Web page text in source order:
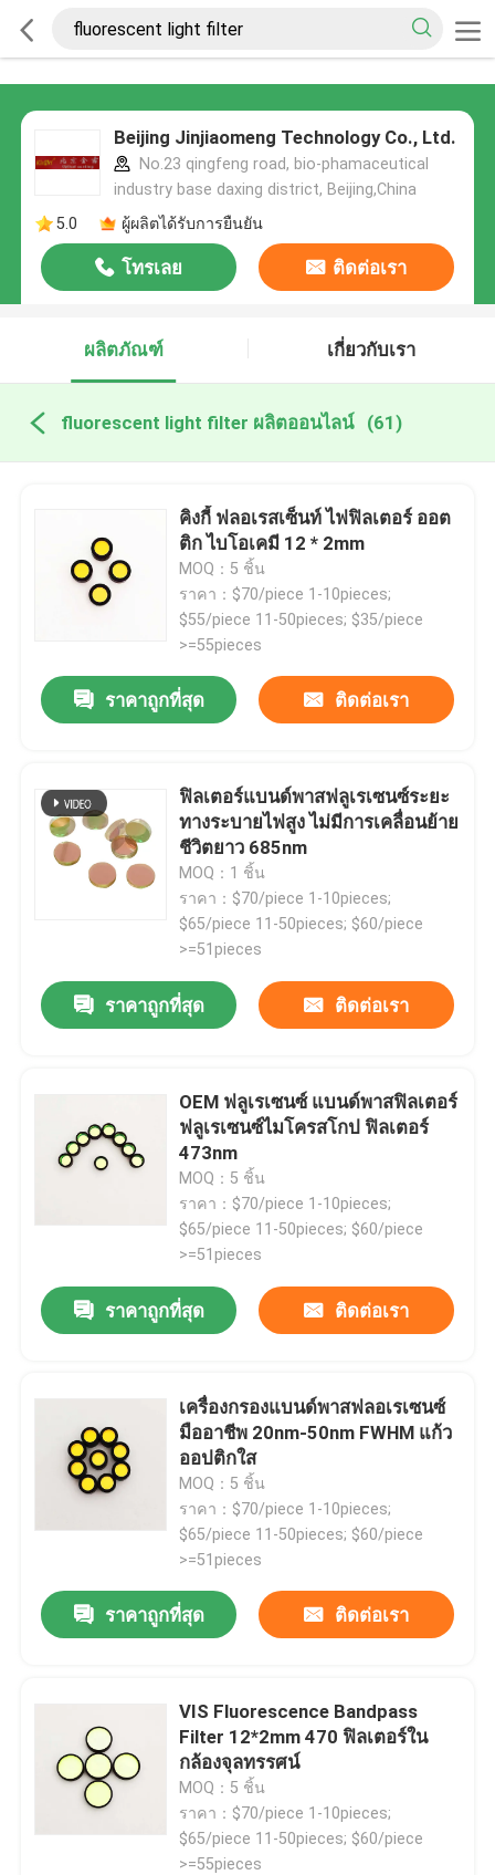
Beijing Jinjiaomeng Technology Co., Ltd.
No.23 qingfeng road, bio-phamaceutical
industry base daxing district, Beijing,China
5.0
ผู้ผลิตได้รับการยืนยัน
โทรเลย ติดต่อเรา
ผลิตภัณฑ์ เกี่ยวกับเรา
fluorescent light filter ผลิตออนไลน์ (61)
คิงกี้ ฟลอเรสเซ็นท์ ไฟฟิลเตอร์ ออต
ติก ไบโอเคมี 12 * 2mm
MOQ：5 ชิ้น
ราคา：$70/piece 1-10pieces;
$55/piece 11-50pieces; $35/piece
>=55pieces
ราคาถูกที่สุด ติดต่อเรา
ฟิลเตอร์แบนด์พาสฟลูเรเซนซ์ระยะ
ทางระบายไฟสูง ไม่มีการเคลื่อนย้าย
ชีวิตยาว 685nm
MOQ：1 ชิ้น
ราคา：$70/piece 1-10pieces;
$65/piece 11-50pieces; $60/piece
>=51pieces
ราคาถูกที่สุด ติดต่อเรา
OEM ฟลูเรเซนซ์ แบนด์พาสฟิลเตอร์
ฟลูเรเซนซ์ไมโครสโกป ฟิลเตอร์
473nm
MOQ：5 ชิ้น
ราคา：$70/piece 1-10pieces;
$65/piece 11-50pieces; $60/piece
>=51pieces
ราคาถูกที่สุด ติดต่อเรา
เครื่องกรองแบนด์พาสฟลอเรเซนซ์
มืออาชีพ 20nm-50nm FWHM แก้ว
ออปติกใส
MOQ：5 ชิ้น
ราคา：$70/piece 1-10pieces;
$65/piece 11-50pieces; $60/piece
>=51pieces
ราคาถูกที่สุด ติดต่อเรา
VIS Fluorescence Bandpass
Filter 12*2mm 470 ฟิลเตอร์ใน
กล้องจุลทรรศน์
MOQ：5 ชิ้น
ราคา：$70/piece 1-10pieces;
$65/piece 11-50pieces; $60/piece
>=55pieces